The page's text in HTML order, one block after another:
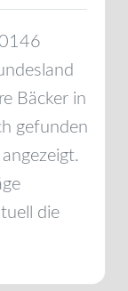
Bäcker in
gefunden
die